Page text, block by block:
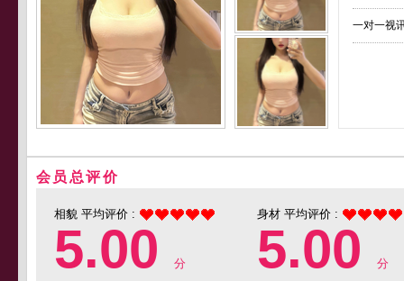
一对一视
会员总评价
相貌 平均评价 :
5.00 分
身材 平均评价 :
5.00 分